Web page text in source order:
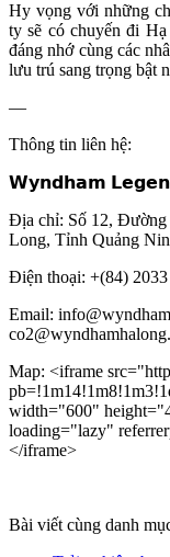
Hy vọng với những
ty sẽ có chuyến đi
đáng nhớ cùng các
lưu trú sang trọng bật
—
Thông tin liên hệ:
𝗪𝘆𝗻𝗱𝗵𝗮𝗺
Địa chỉ: Số 12, Đường
Long, Tỉnh Quảng
Điện thoại: +(84)
Email:
Map: <iframe
width="600"
loading="lazy"
</iframe>
Bài viết cùng danh